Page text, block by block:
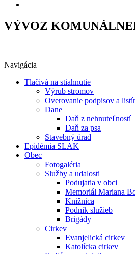
VÝVOZ
Navigácia
Tlačivá na stiahnutie
Výrub stromov
Overovanie podpisov a
Dane
Daň z nehnuteľností
Daň za psa
Stavebný úrad
Epidémia SLAK
Obec
Fotogaléria
Služby a udalosti
Podujatia v obci
Memoriál Mariana
Knižnica
Podnik služieb
Brigády
Cirkev
Evanjelická cirkev
Katolícka cirkev